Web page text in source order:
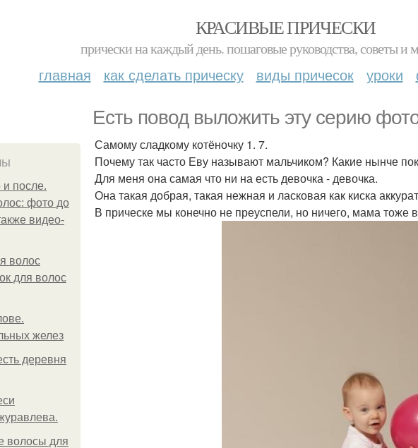
КРАСИВЫЕ ПРИЧЕСКИ
прически на каждый день. пошаговые руководства, советы и
главная как сделать прическу виды причесок уроки
Есть повод выложить эту серию
после.
фото до
видео-
волос
для волос
желез
деревня
волосы для
Самому сладкому котёночку 1. 7.
Почему так часто Еву называют мальчиком? Какие нынче
Для меня она самая что ни на есть девочка - девочка.
Она такая добрая, такая нежная и ласковая как киска
В прическе мы конечно не преуспели, но ничего, мама тоже